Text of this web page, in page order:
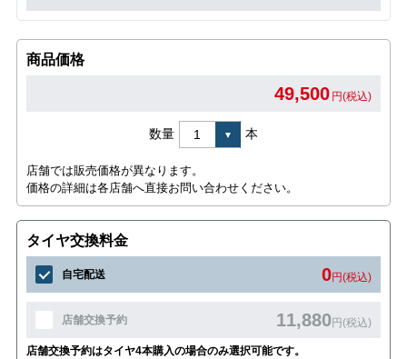
商品価格
49,500 円(税込)
数量 本
店舗では販売価格が異なります。
価格の詳細は各店舗へ直接お問い合わせください。
タイヤ交換料金
自宅配送 0円(税込)
店舗交換予約 11,880円(税込)
店舗交換予約はタイヤ4本購入の場合のみ選択可能です。